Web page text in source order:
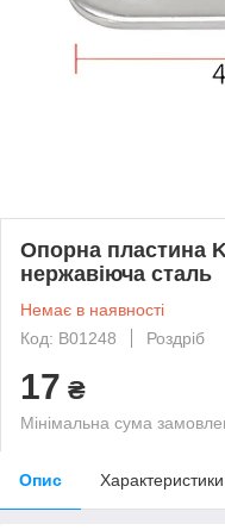
Опорна пластина
нержавіюча сталь
Немає в наявності
Код: B01248
Роздріб
17 ₴
Мінімальна сума
Опис Характеристики